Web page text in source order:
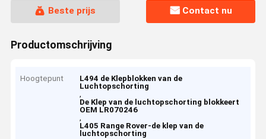
Beste prijs Contact nu
Productomschrijving
Hoogtepunt
L494 de Klepblokken van de
Luchtopschorting
,
De Klep van de luchtopschorting blokkeert
OEM LR070246
,
L405 Range Rover-de klep van de
luchtopschorting